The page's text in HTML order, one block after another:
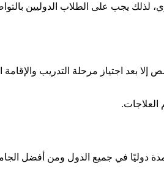
يجب على الطلاب الدوليين
الحصول على التخصص إلا بعد اجتياز مرحلة
العلاجات.
دوليًا في جميع الدول ومن أفضل